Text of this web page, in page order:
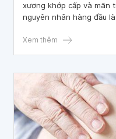
xương khớp cấp và mãn
nguyên nhân hàng đầu
khớp.
Xem thêm